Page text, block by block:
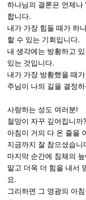
하나님의 결론은 언제나
합니다.
내가 가장 힘들 때가 하
할 수 있는 기회입니다.
내 생각에는 방황하고
있는 것입니다.
내가 가장 방황했을 때
주님이 나의 길을 결정
사랑하는 성도 여러분!
절망이 자꾸 깊어집니까?
아침이 거의 다 온 줄을
지금까지 잘 참으셨습
마지막 순간에 침체의
말고 더욱 더 힘을 내서
요.
그리하면 그 영광의 아